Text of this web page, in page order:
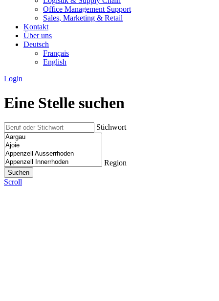
Office Management Support
Sales, Marketing & Retail
Kontakt
Über uns
Deutsch
Français
English
Login
Eine Stelle suchen
Stichwort
Region
Scroll